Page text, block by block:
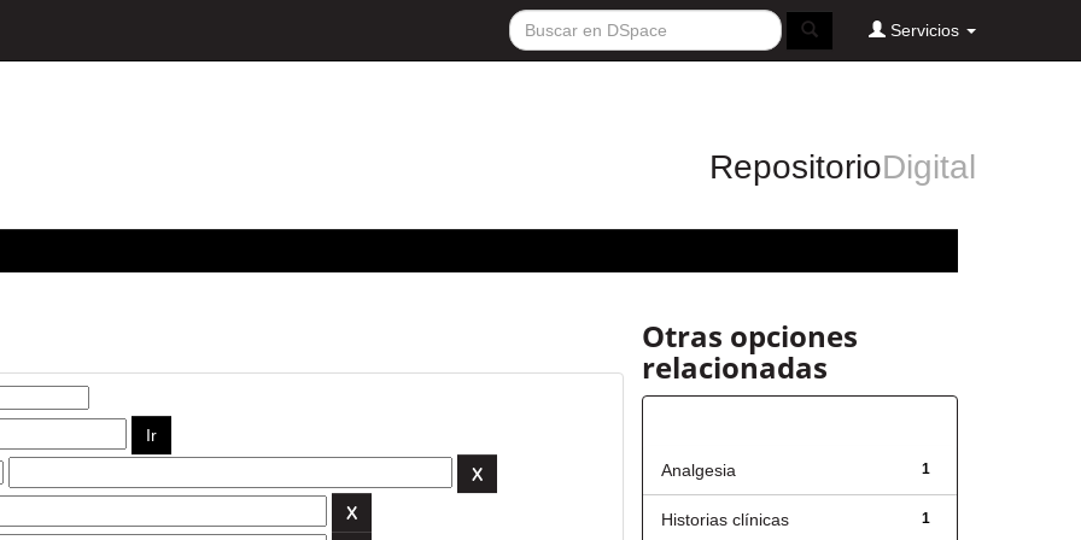
Servicios
RepositorioDigital
Otras opciones
relacionadas
1
Analgesia
1
Historias clínicas